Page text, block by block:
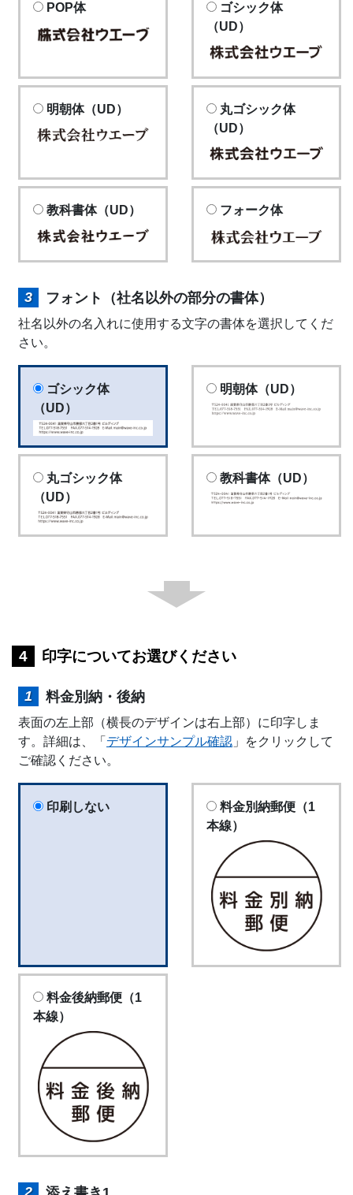
POP体
ゴシック体
（UD）
明朝体（UD）
丸ゴシック体
（UD）
教科書体（UD） フォーク体
フォント（社名以外の部分の書体）
社名以外の名入れに使用する文字の書体を選択してくだ
さい。
ゴシック体
（UD）
明朝体（UD）
丸ゴシック体
（UD）
教科書体（UD）
印字についてお選びください
料金別納・後納
表面の左上部（横長のデザインは右上部）に印字しま
す。詳細は、「 デザインサンプル確認 」をクリックして
ご確認ください。
印刷しない
料金別納郵便（1
本線）
料金後納郵便（1
本線）